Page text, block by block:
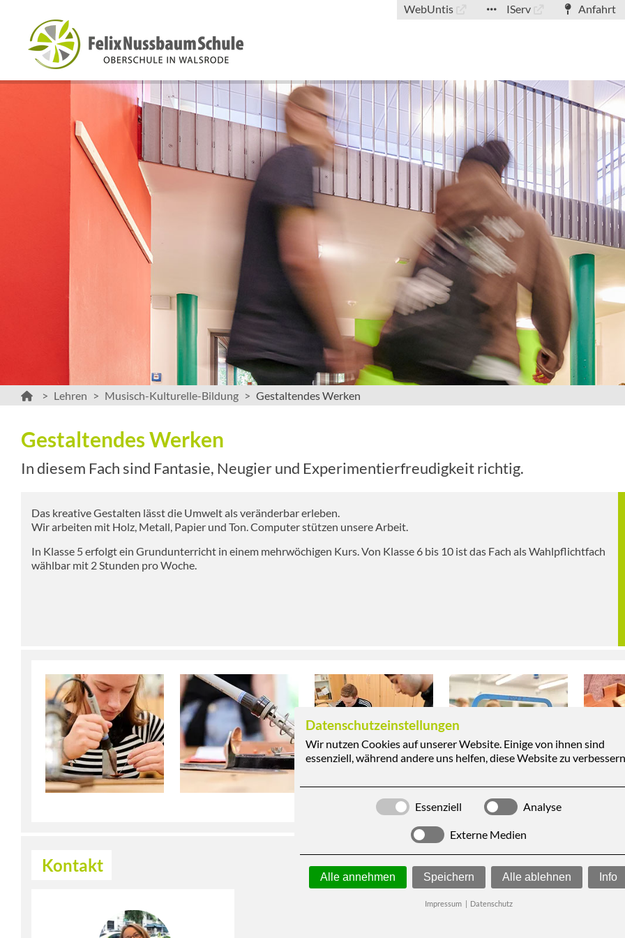
Anfahrt
IServ
WebUntis
Lehren Musisch-Kulturelle-Bildung Gestaltendes Werken
Gestaltendes Werken
In diesem Fach sind Fantasie, Neugier und Experimentierfreudigkeit richtig.
Das kreative Gestalten lässt die Umwelt als veränderbar erleben.
Wir arbeiten mit Holz, Metall, Papier und Ton. Computer stützen unsere Arbeit.
In Klasse 5 erfolgt ein Grundunterricht in einem mehrwöchigen Kurs. Von Klasse 6 bis 10 ist das Fach als Wahlpflichtfach
wählbar mit 2 Stunden pro Woche.
Kontakt
Datenschutzeinstellungen
Wir nutzen Cookies auf unserer Website. Einige von ihnen sind
essenziell, während andere uns helfen, diese Website zu
Essenziell Analyse
Externe Medien
Alle annehmen Speichern Alle ablehnen Info
Impressum Datenschutz